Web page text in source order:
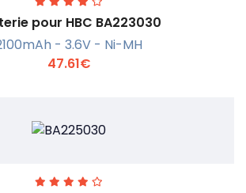
En savoir +
pour HBC BA223030
- 3.6V - Ni-MH
47.61€